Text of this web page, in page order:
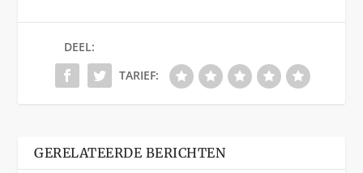
DEEL:
TARIEF:
GERELATEERDE BERICHTEN